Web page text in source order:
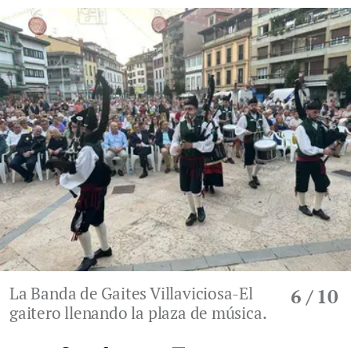
6 / 10
La Banda de Gaites Villaviciosa-El
gaitero llenando la plaza de música.